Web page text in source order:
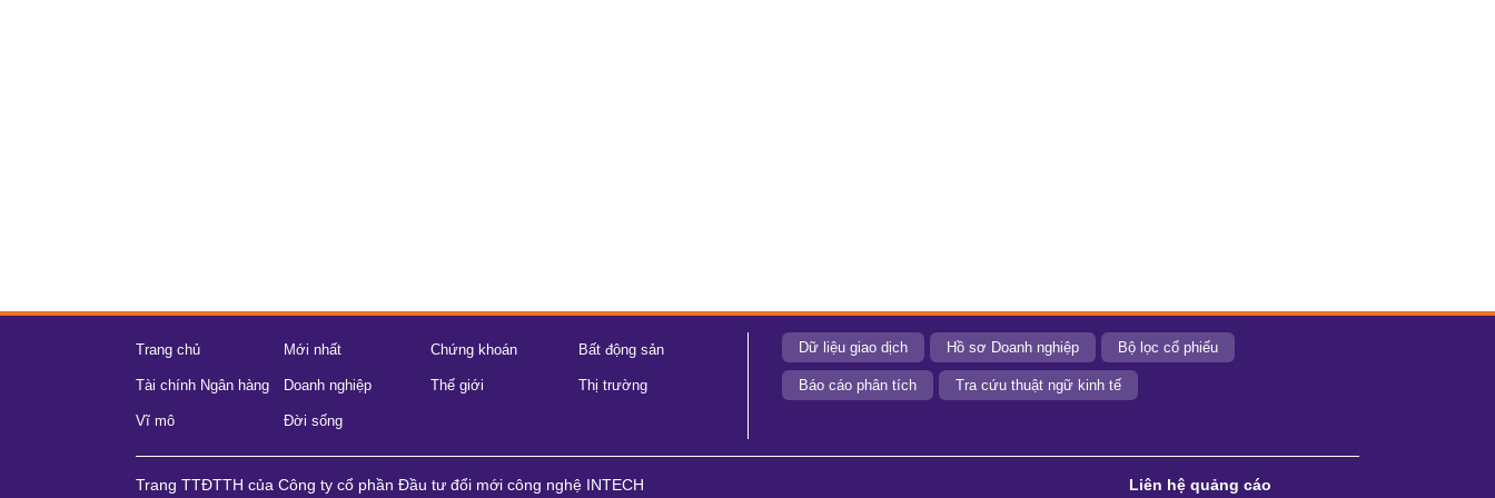
Dữ liệu giao dịch Hồ sơ Doanh nghiệp Bộ lọc cổ phiếu
Báo cáo phân tích Tra cứu thuật ngữ kinh tế
Trang chủ Mới nhất Chứng khoán Bất động sản
Tài chính Ngân hàng Doanh nghiệp Thế giới Thị trường
Vĩ mô Đời sống
Trang TTĐTTH của Công ty cổ phần Đầu tư đổi mới công nghệ INTECH Liên hệ quảng cáo